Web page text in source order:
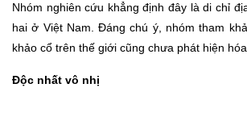
Nhóm nghiên cứu khẳng định đây là di chỉ
hai ở Việt Nam. Đáng chú ý, nhóm tham
khảo cổ trên thế giới cũng chưa phát hiện
Độc nhất vô nhị